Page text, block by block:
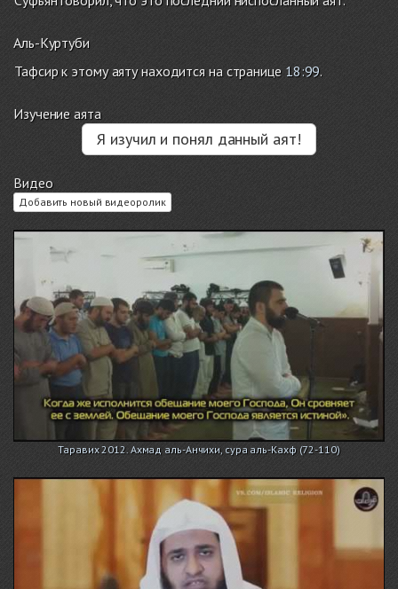
Аль-Куртуби
Тафсир к этому аяту находится на странице 18:99.
Изучение аята
Я изучил и понял данный аят!
Видео
Добавить новый видеоролик
Таравих 2012. Ахмад аль-Анчихи, сура аль-Кахф (72-110)